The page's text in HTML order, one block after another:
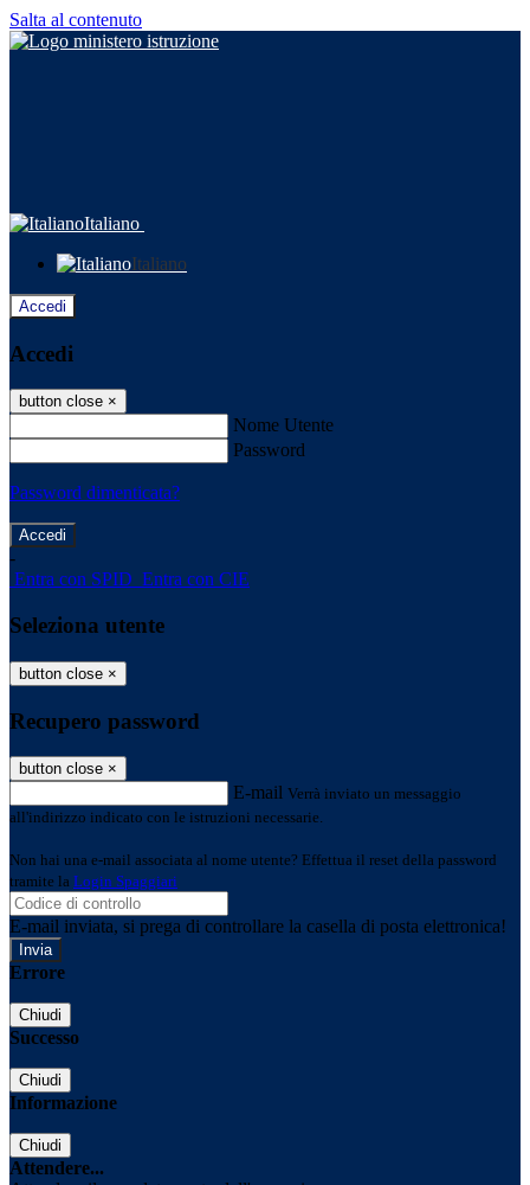
Salta al contenuto
Italiano
Italiano
Accedi
Accedi
button close ×
Nome Utente
Password
Password dimenticata?
-
Entra con SPID Entra con CIE
Seleziona utente
button close ×
Recupero password
button close ×
E-mail Verrà inviato un messaggio
all'indirizzo indicato con le istruzioni necessarie.
Non hai una e-mail associata al nome utente? Effettua il reset della password
tramite la Login Spaggiari
E-mail inviata, si prega di controllare la casella di posta elettronica!
Errore
Chiudi
Successo
Chiudi
Informazione
Chiudi
Attendere...